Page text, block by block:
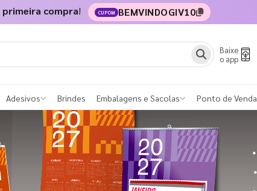
primeira compra! CUPOM BEMVINDOGIV10
Baixe
o app
Adesivos Brindes Embalagens e Sacolas Ponto de Venda